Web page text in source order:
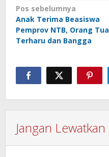
Navigasi
pos
Pos sebelumnya
Anak Terima Beasiswa
Pemprov NTB, Orang Tua
Terharu dan Bangga
Jangan Lewatkan